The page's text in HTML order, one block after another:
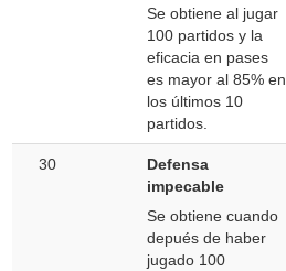
Se obtiene al jugar
100 partidos y la
eficacia en pases
es mayor al 85% en
los últimos 10
partidos.
30
Defensa
impecable
Se obtiene cuando
depués de haber
jugado 100